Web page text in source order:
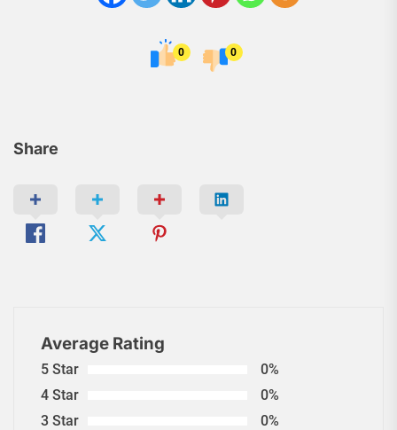
Share
0 0
Average Rating
5 Star
0%
4 Star
0%
3 Star
0%